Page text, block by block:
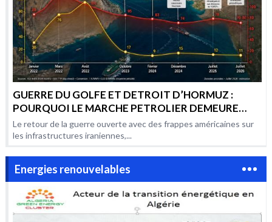
GUERRE DU GOLFE ET DETROIT D’HORMUZ :
POURQUOI LE MARCHE PETROLIER DEMEURE
AUSSI VOLATILE PAR RAPPORT AUX CONFLITS
PRECEDENTS ?
Le retour de la guerre ouverte avec des frappes américaines sur
les infrastructures iraniennes,...
Energies renouvelables